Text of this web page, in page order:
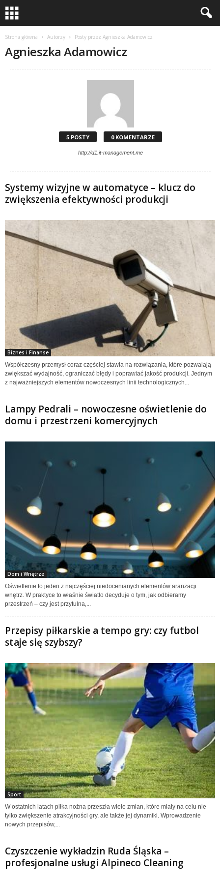
Strona główna Autorzy Posty przez Agnieszka Adamowicz
Agnieszka Adamowicz
5 POSTY 0 KOMENTARZE
http://d1.it-management.me
Systemy wizyjne w automatyce – klucz do
zwiększenia efektywności produkcji
Biznes i Finanse
Współczesny przemysł coraz częściej stawia na rozwiązania, które pozwalają
zwiększać wydajność, ograniczać błędy i poprawiać jakość produkcji. Jednym
z najważniejszych elementów nowoczesnych linii technologicznych...
Lampy Pedrali – nowoczesne oświetlenie do
domu i przestrzeni komercyjnych
Dom i Wnętrze
Oświetlenie to jeden z najczęściej niedocenianych elementów aranżacji
wnętrz. W praktyce to właśnie światło decyduje o tym, jak odbieramy
przestrzeń – czy jest przytulna,...
Przepisy piłkarskie a tempo gry: czy futbol
staje się szybszy?
Sport
W ostatnich latach piłka nożna przeszła wiele zmian, które miały na celu nie
tylko zwiększenie atrakcyjności gry, ale także jej dynamiki. Wprowadzenie
nowych przepisów,...
Czyszczenie wykładzin Ruda Śląska –
profesjonalne usługi Alpineco Cleaning